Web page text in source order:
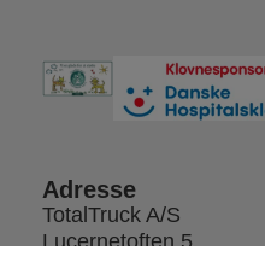
Adresse
TotalTruck A/S
Lucernetoften 5